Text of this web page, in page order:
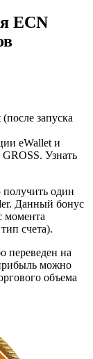
ECN
запуска
eWallet и
Узнать
один
Данный бонус
момента
счета).
переведен на
можно
объема